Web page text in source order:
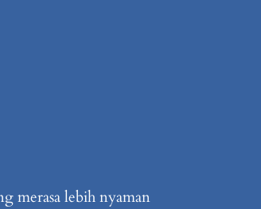
merasa lebih nyaman